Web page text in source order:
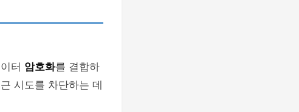
터 암호화를 결합하
시도를 차단하는 데